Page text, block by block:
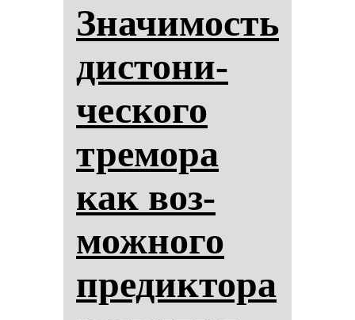
Зна­чи­мость
дис­то­ни­
чес­ко­го
тре­мо­ра
как воз­
мож­но­го
пре­дик­то­ра